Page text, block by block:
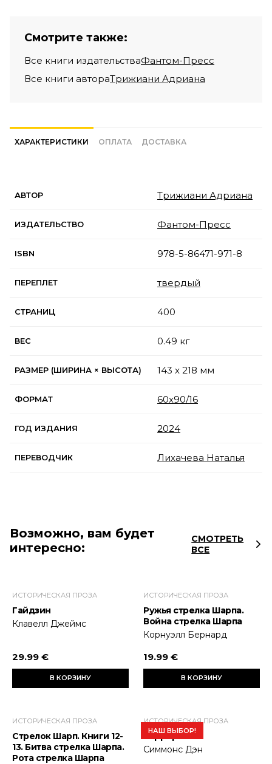
Смотрите также:
Все книги издательстваФантом-Пресс
Все книги автораТрижиани Адриана
ХАРАКТЕРИСТИКИ ОПЛАТА ДОСТАВКА
АВТОР Трижиани Адриана
ИЗДАТЕЛЬСТВО Фантом-Пресс
ISBN 978-5-86471-971-8
ПЕРЕПЛЕТ твердый
СТРАНИЦ 400
ВЕС 0.49 кг
РАЗМЕР (ШИРИНА × ВЫСОТА) 143 x 218 мм
ФОРМАТ 60х90/16
ГОД ИЗДАНИЯ 2024
ПЕРЕВОДЧИК Лихачева Наталья
Возможно, вам будет
интересно:
СМОТРЕТЬ
ВСЕ
ИСТОРИЧЕСКАЯ ПРОЗА
Гайдзин
Клавелл Джеймс
29.99 €
В КОРЗИНУ
ИСТОРИЧЕСКАЯ ПРОЗА
Ружья стрелка Шарпа.
Война стрелка Шарпа
Корнуэлл Бернард
19.99 €
В КОРЗИНУ
ИСТОРИЧЕСКАЯ ПРОЗА
Стрелок Шарп. Книги 12-
13. Битва стрелка Шарпа.
Рота стрелка Шарпа
НАШ ВЫБОР!
ИСТОРИЧЕСКАЯ ПРОЗА
Террор
Симмонс Дэн